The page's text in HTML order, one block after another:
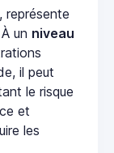
représente
un niveau
il peut
le risque
et
les